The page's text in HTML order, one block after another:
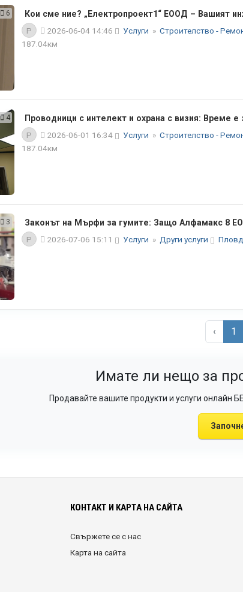
6
Кои сме ние? „Електропроект1“ ЕООД – Вашият
P
2026-06-04 14:46 Услуги » Строителство -
187.04км
4
Проводници с интелект и охрана с визия: Време
P
2026-06-01 16:34 Услуги » Строителство -
187.04км
3
Законът на Мърфи за гумите: Защо Алфамакс 8
P
2026-07-06 15:11 Услуги » Други услуги
‹ 1
Имате ли нещо за
Продавайте вашите продукти и услуги онлайн
КОНТАКТ И КАРТА НА САЙТА
Свържете се с нас
Карта на сайта